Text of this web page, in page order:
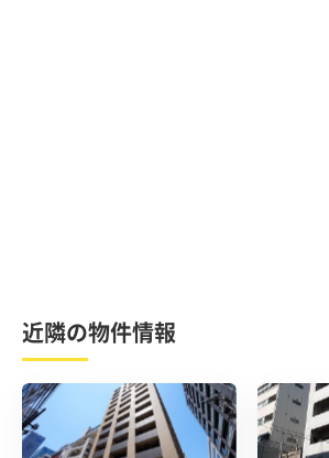
近隣の物件情報